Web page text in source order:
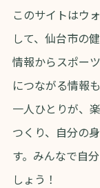
このサイトはウ
して、仙台市の
情報からスポー
につながる情報
一人ひとりが、
つくり、自分の
す。みんなで自
しょう！